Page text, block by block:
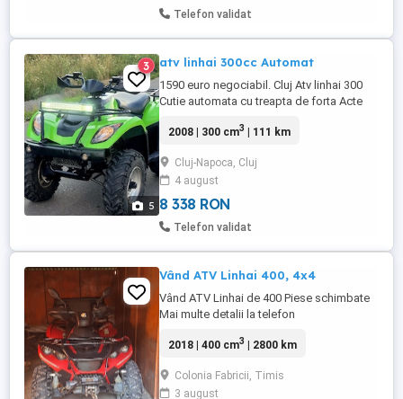
Telefon validat
5
3 atv linhai 300cc Automat
1590 euro negociabil. Cluj Atv linhai 300
Cutie automata cu treapta de forta Acte
deranjati inutil
2008 | 300 cm3 | 111 km
Cluj-Napoca, Cluj
4 august
8 338 RON
Telefon validat
Vând ATV Linhai 400, 4x4
Vând ATV Linhai de 400 Piese schimbate
Mai multe detalii la telefon
2018 | 400 cm3 | 2800 km
Colonia Fabricii, Timis
3 august